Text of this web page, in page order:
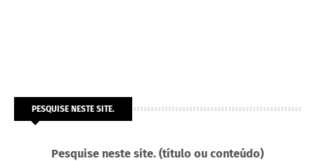
PESQUISE NESTE SITE.
Pesquise neste site. (título ou conteúdo)